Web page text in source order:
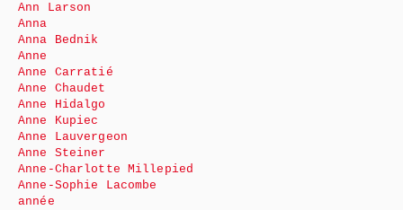
Ann Larson
Anna
Anna Bednik
Anne
Anne Carratié
Anne Chaudet
Anne Hidalgo
Anne Kupiec
Anne Lauvergeon
Anne Steiner
Anne-Charlotte Millepied
Anne-Sophie Lacombe
année